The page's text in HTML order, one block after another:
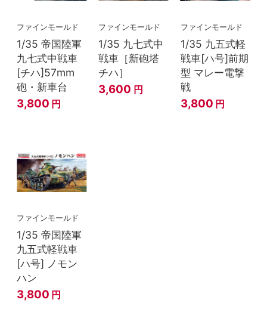
ファインモールド
1/35 帝国陸軍
九七式中戦車
[チハ]57mm
砲・新車台
3,800 円
ファインモールド
1/35 九七式中
戦車［新砲塔
チハ］
3,600 円
ファインモールド
1/35 九五式軽
戦車[ハ号]前期
型 マレー電撃
戦
3,800 円
ファインモールド
1/35 帝国陸軍
九五式軽戦車
[ハ号] ノモン
ハン
3,800 円